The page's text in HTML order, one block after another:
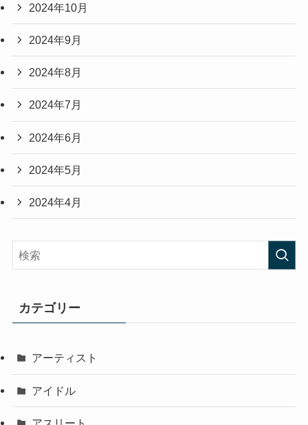
2024年10月
2024年9月
2024年8月
2024年7月
2024年6月
2024年5月
2024年4月
カテゴリー
アーティスト
アイドル